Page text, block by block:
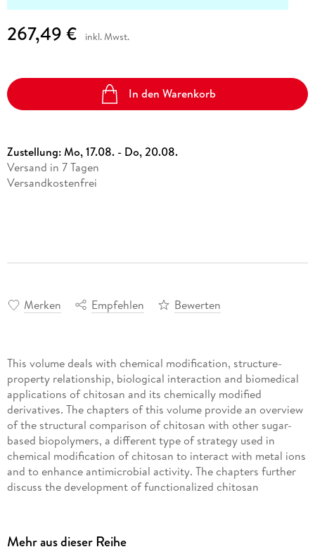
267,49 € inkl. Mwst.
In den Warenkorb
Zustellung:Mo, 17.08. - Do, 20.08.
Versand in 7 Tagen
Versandkostenfrei
Merken Empfehlen Bewerten
This volume deals with chemical modification, structure-
property relationship, biological interaction and biomedical
applications of chitosan and its chemically modified
derivatives. The chapters of this volume provide an overview
of the structural comparison of chitosan with other sugar-
based biopolymers, a different type of strategy used in
chemical modification of chitosan to interact with metal ions
and to enhance antimicrobial activity. The chapters further
discuss the development of functionalized chitosan
biosensors and wound dressing. In addition the fabrication
and biological properties of chitosan and its derivatives-
Mehr aus dieser Reihe